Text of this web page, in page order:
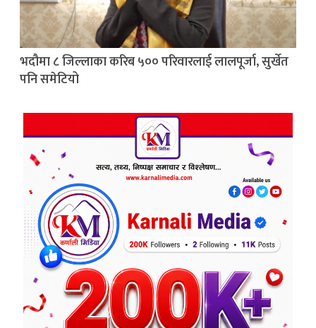
भदौमा ८ जिल्लाका करिब ५०० परिवारलाई लालपूर्जा, सुर्खेत
पनि समेटियो